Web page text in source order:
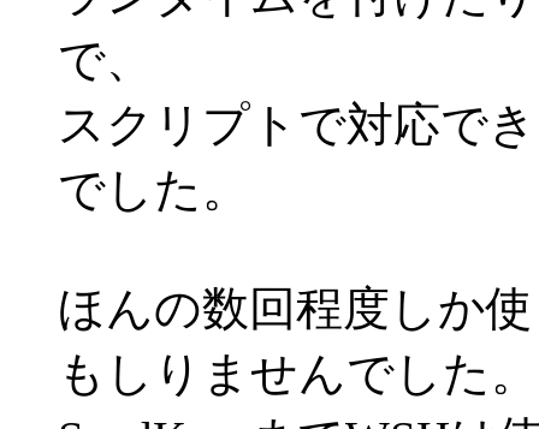
で、
スクリプトで対応で
でした。
ほんの数回程度しか
もしりませんでした。